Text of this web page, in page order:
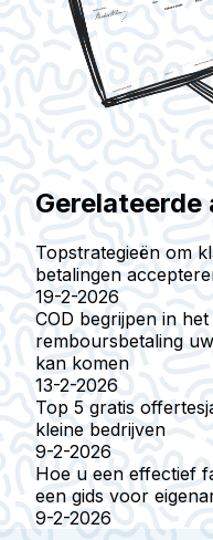
Gerelateerde
Topstrategieën om
betalingen
19-2-2026
COD begrijpen in
remboursbetaling
kan komen
13-2-2026
Top 5 gratis
kleine bedrijven
9-2-2026
Hoe u een effectief
een gids voor
9-2-2026